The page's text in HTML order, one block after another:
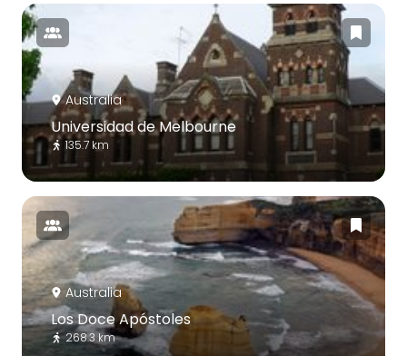
Australia
Universidad de Melbourne
135.7 km
Australia
Los Doce Apóstoles
268.3 km